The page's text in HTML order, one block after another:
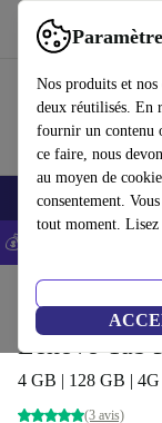
Nos produits et
deux réutilisés. En
fournir un contenu
ce faire, nous
au moyen de
consentement.
tout moment. Lisez
Utilisez refurbed
Smartphones
💰-5% EXTRA sur
Lenovo Tab
4 GB | 128 GB | 4G
(3 avis)